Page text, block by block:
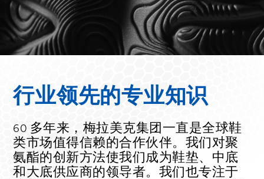
行业领先的专业知识
60 多年来，梅拉美克集团一直是全球鞋
类市场值得信赖的合作伙伴。我们对聚
氨酯的创新方法使我们成为鞋垫、中底
和大底供应商的领导者。我们也专注于